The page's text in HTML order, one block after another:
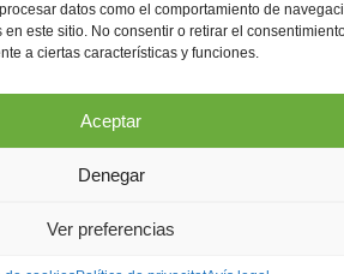
datos como el comportamiento de
en este sitio. No consentir o retirar el
a ciertas características y funciones.
Aceptar
Denegar
Ver preferencias